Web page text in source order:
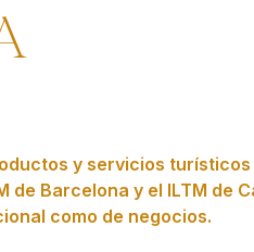
y servicios turísticos
de Barcelona y el ILTM de
como de negocios.